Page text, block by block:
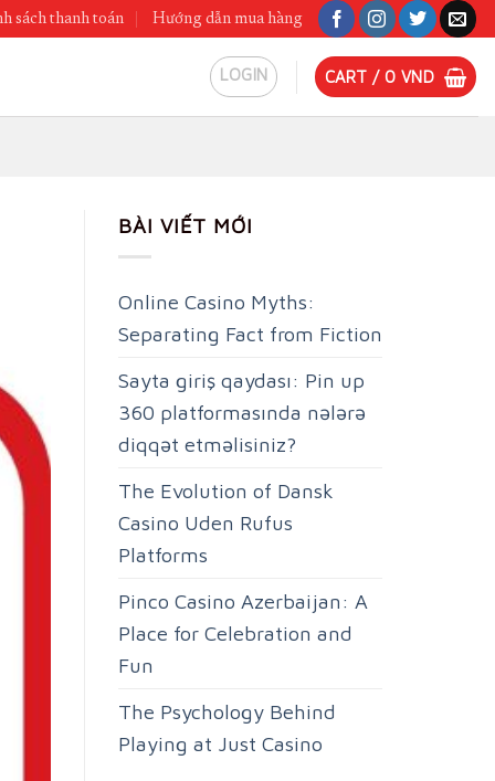
sách thanh toán Hướng dẫn mua hàng
LOGIN CART / 0 VND
BÀI VIẾT MỚI
Online Casino Myths:
Separating Fact from Fiction
Sayta giriş qaydası: Pin up
360 platformasında nələrə
diqqət etməlisiniz?
The Evolution of Dansk
Casino Uden Rufus
Platforms
Pinco Casino Azerbaijan: A
Place for Celebration and
Fun
The Psychology Behind
Playing at Just Casino